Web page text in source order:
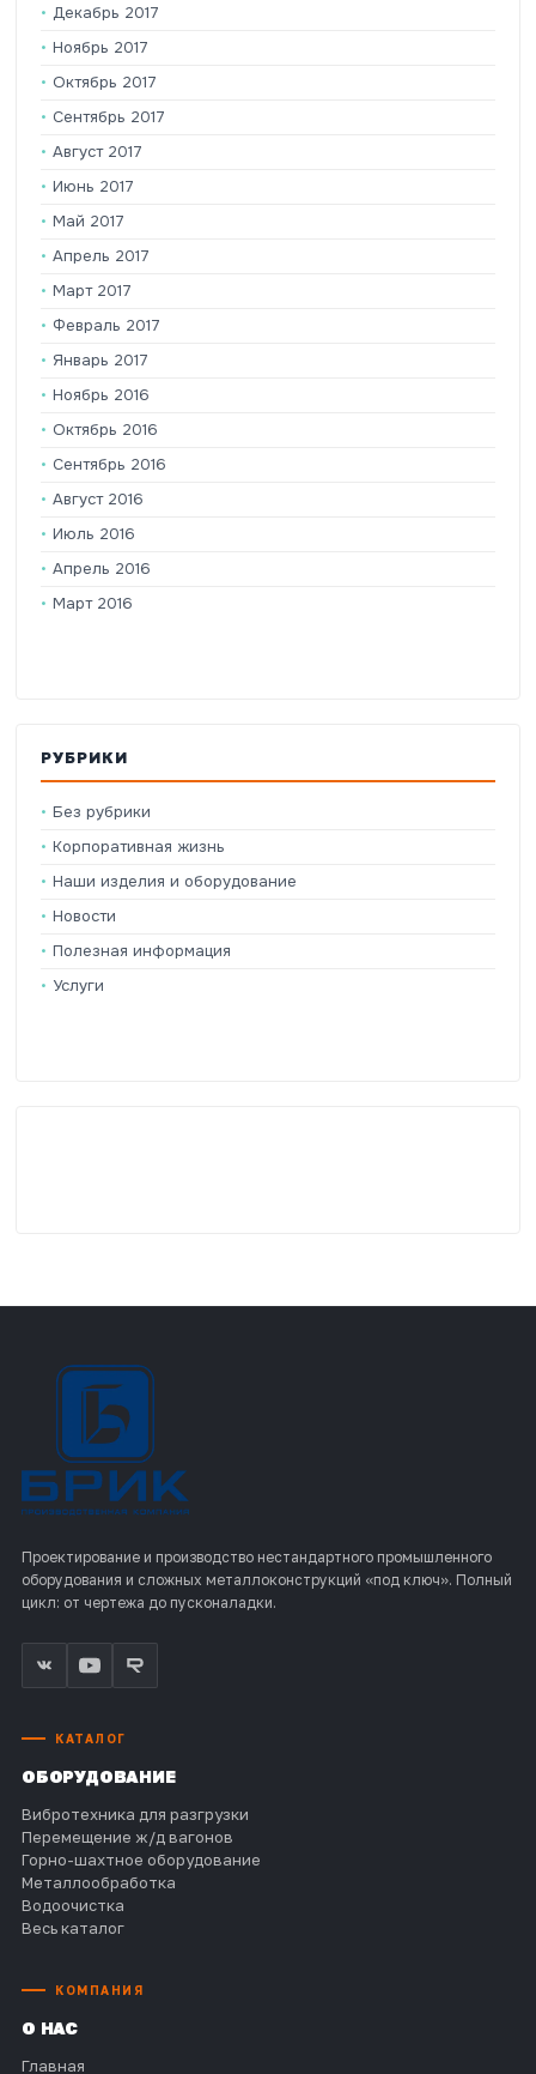
Декабрь 2017
Ноябрь 2017
Октябрь 2017
Сентябрь 2017
Август 2017
Июнь 2017
Май 2017
Апрель 2017
Март 2017
Февраль 2017
Январь 2017
Ноябрь 2016
Октябрь 2016
Сентябрь 2016
Август 2016
Июль 2016
Апрель 2016
Март 2016
РУБРИКИ
Без рубрики
Корпоративная жизнь
Наши изделия и оборудование
Новости
Полезная информация
Услуги
Проектирование и производство нестандартного промышленного
оборудования и сложных металлоконструкций «под ключ». Полный
цикл: от чертежа до пусконаладки.
КАТАЛОГ
ОБОРУДОВАНИЕ
Вибротехника для разгрузки
Перемещение ж/д вагонов
Горно-шахтное оборудование
Металлообработка
Водоочистка
Весь каталог
КОМПАНИЯ
О НАС
Главная